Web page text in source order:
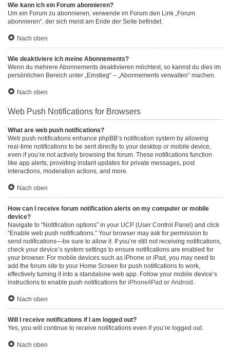
Wie kann ich ein Forum abonnieren?
Um ein Forum zu abonnieren, verwende im Forum den Link „Forum
abonnieren“, der sich meist am Ende der Seite befindet.
Nach oben
Wie deaktiviere ich meine Abonnements?
Wenn du mehrere Abonnements deaktivieren möchtest, so kannst du dies im
persönlichen Bereich unter „Einstieg“ – „Abonnements verwalten“ machen.
Nach oben
Web Push Notifications for Browsers
What are web push notifications?
Web push notifications enhance phpBB’s notification system by allowing
real-time notifications to be sent directly to your desktop or mobile device,
even if you’re not actively browsing the forum. These notifications function
like app alerts, providing instant updates for private messages, post
interactions, moderation actions, and more.
Nach oben
How can I receive forum notification alerts on my computer or mobile
device?
Navigate to “Notification options” in your UCP (User Control Panel) and click
“Enable web push notifications.” Your browser may ask for permission to
send notifications—be sure to allow it. If you’re still not receiving notifications,
check your device’s system settings to ensure notifications are enabled for
your browser. For mobile devices such as iPhone or iPad, you may need to
add the forum site to your Home Screen for push notifications to work,
effectively turning it into a standalone web app. Follow your mobile device’s
instructions to enable push notifications for iPhone/iPad or Android .
Nach oben
Will I receive notifications if I am logged out?
Yes, you will continue to receive notifications even if you’re logged out.
Nach oben